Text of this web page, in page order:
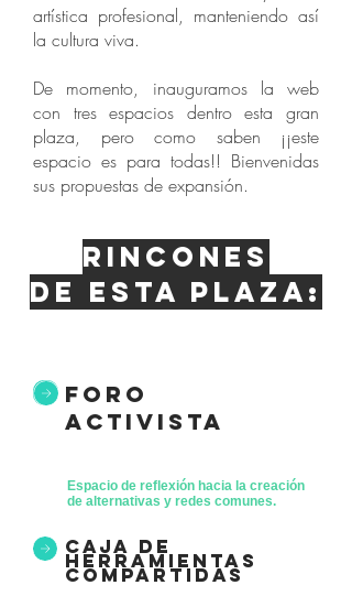
Rincones
de esta plaza:
artística profesional, manteniendo así
la cultura viva.
De momento, inauguramos la web
con tres espacios dentro esta gran
plaza, pero como saben ¡¡este
espacio es para todas!! Bienvenidas
sus propuestas de expansión.
foro
activista
Espacio de reflexión hacia la creación
de alternativas y redes comunes.
caja de
herramientas
compartidas